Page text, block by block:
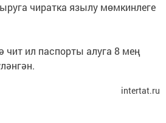
чиратка язылу мөмкинлеге
чит ил паспорты алуга 8 мең
intertat.ru